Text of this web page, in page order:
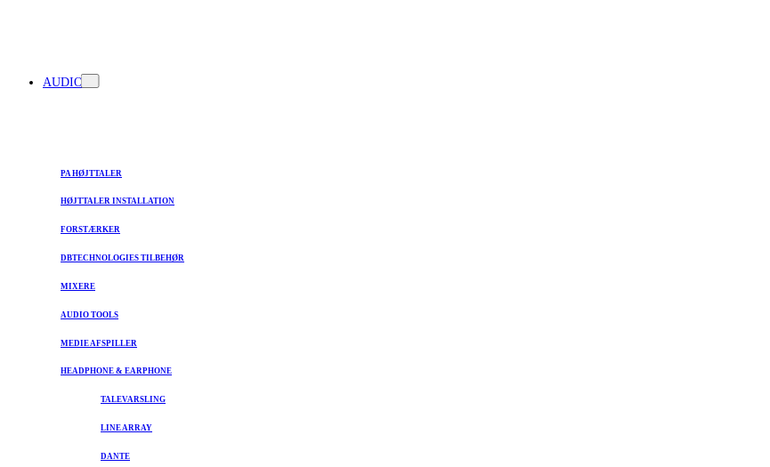
AUDIO
PA HØJTTALER
HØJTTALER INSTALLATION
FORSTÆRKER
DBTECHNOLOGIES TILBEHØR
MIXERE
AUDIO TOOLS
MEDIE AFSPILLER
HEADPHONE & EARPHONE
TALEVARSLING
LINE ARRAY
DANTE